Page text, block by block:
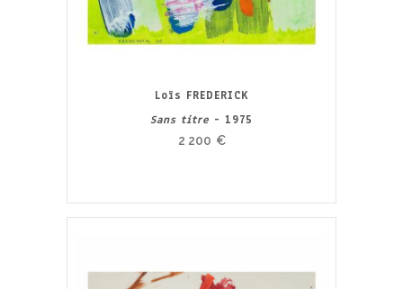
Loïs FREDERICK
Sans titre - 1975
2 200 €